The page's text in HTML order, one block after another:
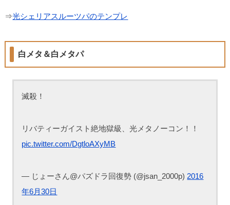
⇒光シェリアスルーツパのテンプレ
白メタ＆白メタパ
滅殺！
リバティーガイスト絶地獄級、光メタノーコン！！
pic.twitter.com/DgtloAXyMB
— じょーさん@パズドラ回復勢 (@jsan_2000p) 2016
年6月30日